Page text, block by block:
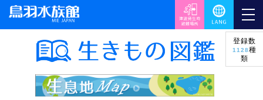
登録数
1128種
類